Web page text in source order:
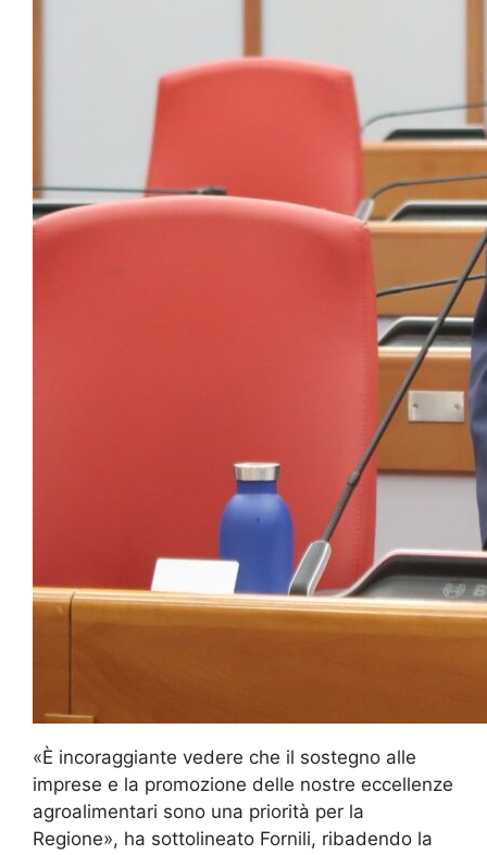
«È incoraggiante vedere che il sostegno alle
imprese e la promozione delle nostre eccellenze
agroalimentari sono una priorità per la
Regione», ha sottolineato Fornili, ribadendo la